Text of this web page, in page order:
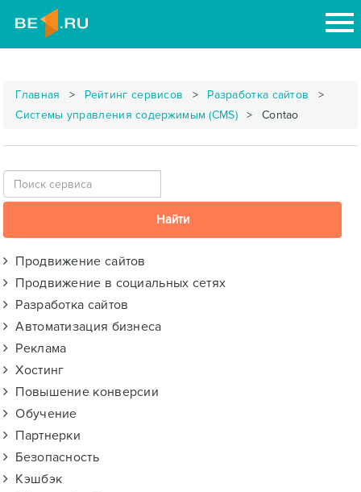
Главная Рейтинг сервисов
Разработка сайтов
Системы управления содержимым (CMS)
Contao
Продвижение сайтов
Продвижение в социальных сетях
Разработка сайтов
Автоматизация бизнеса
Реклама
Хостинг
Повышение конверсии
Обучение
Партнерки
Безопасность
Кэшбэк